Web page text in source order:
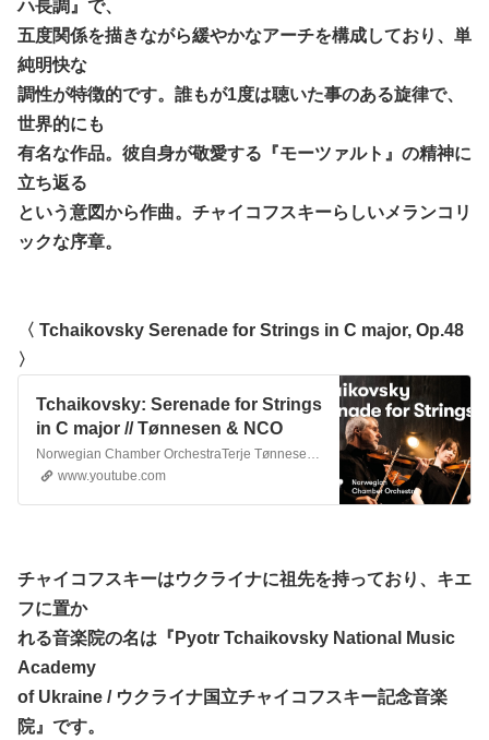
ハ長調』で、
五度関係を描きながら緩やかなアーチを構成しており、単
純明快な
調性が特徴的です。誰もが1度は聴いた事のある旋律で、
世界的にも
有名な作品。彼自身が敬愛する『モーツァルト』の精神に
立ち返る
という意図から作曲。チャイコフスキーらしいメランコリ
ックな序章。
〈 Tchaikovsky Serenade for Strings in C major, Op.48
〉
Tchaikovsky: Serenade for Strings
in C major // Tønnesen & NCO
Norwegian Chamber OrchestraTerje Tønnesen, artistic director Pyotr Ilyich Tchaikovsky Serenade for Strings in C major, Op 48 1. Pezzo in forma di sonatina: A...
www.youtube.com
チャイコフスキーはウクライナに祖先を持っており、キエ
フに置か
れる音楽院の名は『Pyotr Tchaikovsky National Music
Academy
of Ukraine / ウクライナ国立チャイコフスキー記念音楽
院』です。